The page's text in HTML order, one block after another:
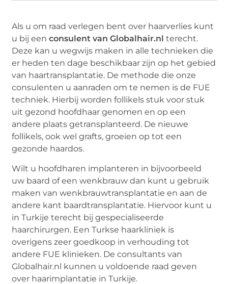
Als u om raad verlegen bent over haarverlies kunt
u bij eenconsulent van Globalhair.nl terecht.
Deze kan u wegwijs maken in alle technieken die
er heden ten dage beschikbaar zijn op het gebied
van haartransplantatie. De methode die onze
consulenten u aanraden om te nemen is de FUE
techniek. Hierbij worden follikels stuk voor stuk
uit gezond hoofdhaar genomen en op een
andere plaats getransplanteerd. De nieuwe
follikels, ook wel grafts, groeien op tot een
gezonde haardos.
Wilt u hoofdharen implanteren in bijvoorbeeld
uw baard of een wenkbrauw dan kunt u gebruik
maken van wenkbrauwtransplantatie en aan de
andere kant baardtransplantatie. Hiervoor kunt u
in Turkije terecht bij gespecialiseerde
haarchirurgen. Een Turkse haarkliniek is
overigens zeer goedkoop in verhouding tot
andere FUE klinieken. De consultants van
Globalhair.nl kunnen u voldoende raad geven
over haarimplantatie in Turkije.